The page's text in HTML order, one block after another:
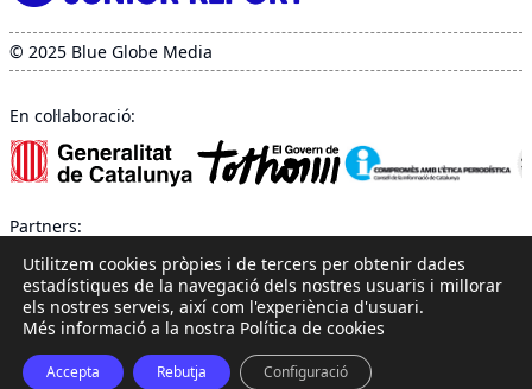
© 2025 Blue Globe Media
En col·laboració:
Partners:
Utilitzem cookies pròpies i de tercers per obtenir dades
estadístiques de la navegació dels nostres usuaris i millorar
els nostres serveis, així com l'experiència d'usuari.
Més informació a la nostra Política de cookies
Accepta Rebutja Configuració